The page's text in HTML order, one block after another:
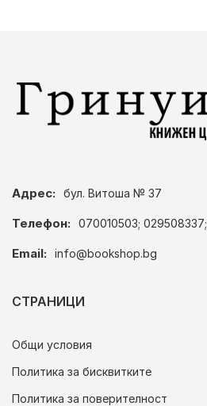
Адрес: бул. Витоша № 37
Телефон: 070010503; 029508337;
Email: info@bookshop.bg
СТРАНИЦИ
Общи условия
Политика за бисквитките
Политика за поверителност